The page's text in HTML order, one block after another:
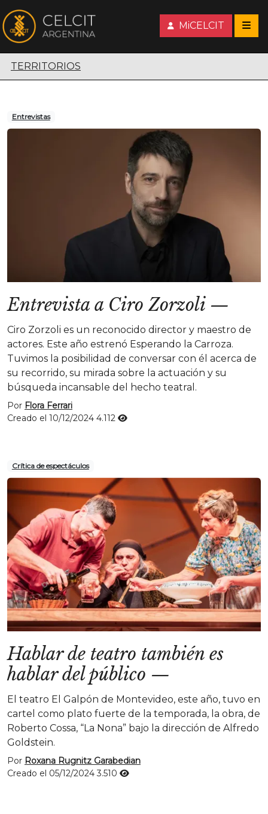
MiCELCIT
Territorios escénicos
TERRITORIOS
Entrevistas
Entrevista a Ciro Zorzoli—
Ciro Zorzoli es un reconocido director y maestro de
actores. Este año estrenó Esperando la Carroza.
Tuvimos la posibilidad de conversar con él acerca de
su recorrido, su mirada sobre la actuación y su
búsqueda incansable del hecho teatral.
Por Flora Ferrari
Creado el 10/12/2024 4.112
Crítica de espectáculos
Hablar de teatro también es
hablar del público —
El teatro El Galpón de Montevideo, este año, tuvo en
cartel como plato fuerte de la temporada, la obra, de
Roberto Cossa, “La Nona” bajo la dirección de Alfredo
Goldstein.
Por Roxana Rugnitz Garabedian
Creado el 05/12/20243.510